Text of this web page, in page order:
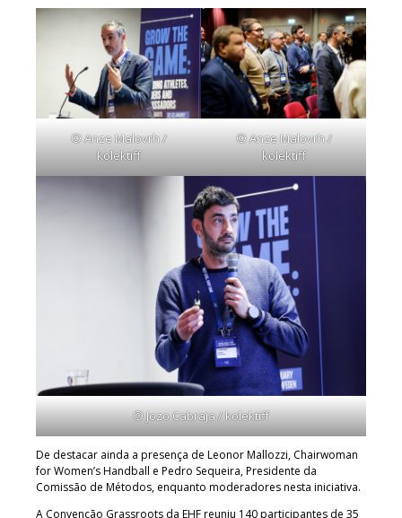
© Anze Malovrh /
kolektiff
© Anze Malovrh /
kolektiff
© Jozo Cabraja / kolektiff
De destacar ainda a presença de Leonor Mallozzi, Chairwoman
for Women’s Handball e Pedro Sequeira, Presidente da
Comissão de Métodos, enquanto moderadores nesta iniciativa.
A Convenção Grassroots da EHF reuniu 140 participantes de 35